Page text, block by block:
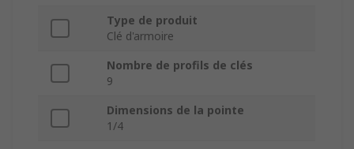
Type de produit
Clé d'armoire
Nombre de profils de clés
9
Dimensions de la pointe
1/4